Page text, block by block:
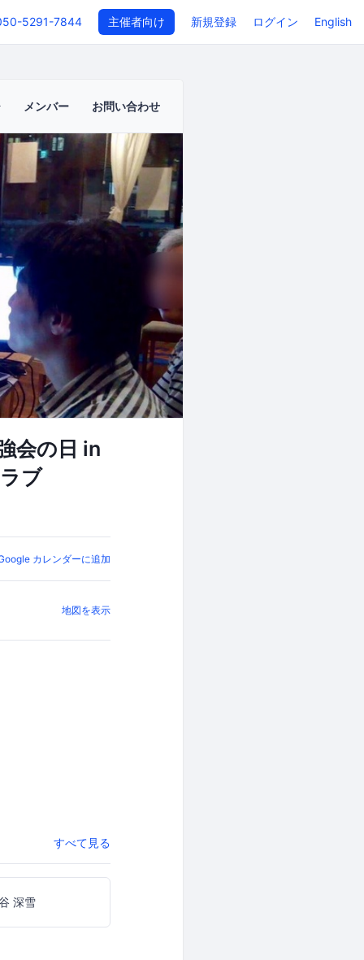
5291-7844 主催者向け 新規登録 ログイン English
メンバー お問い合わせ
会の日 in
ブ
カレンダーに追加
地図を表示
すべて見る
深雪